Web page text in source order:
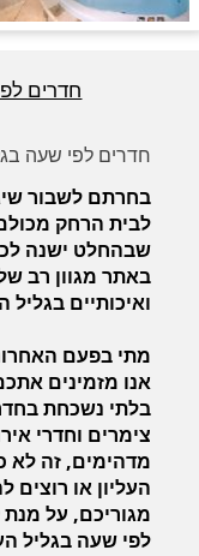
חדרים
חדרים לפי שעה
בחרתם לשבור
לבית הרחק
שבהחלט ישנה
באתר מגוון רב
ואיכותיים בגליל
מתי בפעם
אנו מזמינים
בלתי נשכחת
צימרים וחדרי
מדהימים, זה לא
העליון או
מגוריכם, על מנת
לפי שעה בגליל